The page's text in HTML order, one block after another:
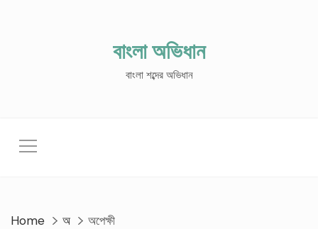
বাংলা অভিধান
বাংলা শব্দের অভিধান
Home অ অপেক্ষী